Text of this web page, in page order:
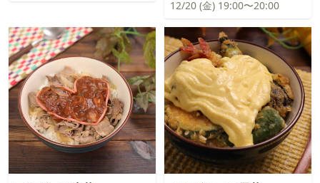
12/20 (金) 19:00〜20:00